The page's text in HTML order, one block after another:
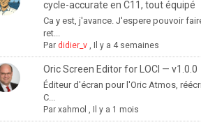
cycle-accurate en C11, tout équipé
Ca y est, j'avance. J'espere pouvoir
ret...
Par didier_v, Il y a 4 semaines
Oric Screen Editor for LOCI — v1.0.0
Éditeur d'écran pour l'Oric Atmos,
C...
Par xahmol , Il y a 1 mois